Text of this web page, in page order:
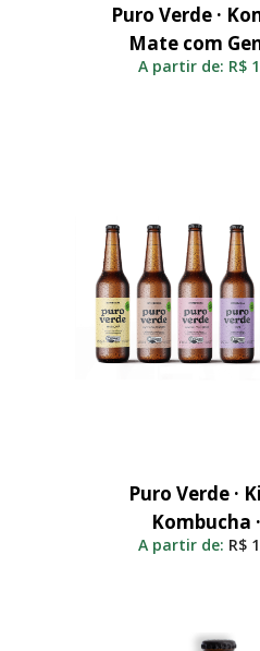
Puro Verde ·
Mate com
A partir de: R$
Adicionar Ao
Puro Verde ·
Kombucha
A partir de: R$